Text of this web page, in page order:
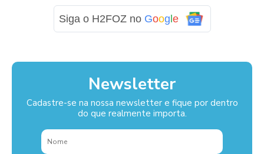
Siga o H2FOZ no Google
Newsletter
Cadastre-se na nossa newsletter e fique por dentro
do que realmente importa.